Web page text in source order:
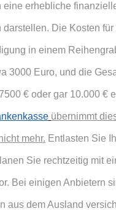
eine erhebliche
darstellen. Die Kosten für
in einem
3000 Euro, und die
€ oder gar 10.000 €
übernimmt
mehr. Entlasten Sie
Sie rechtzeitig mit
Bei einigen Anbietern
aus dem Ausland